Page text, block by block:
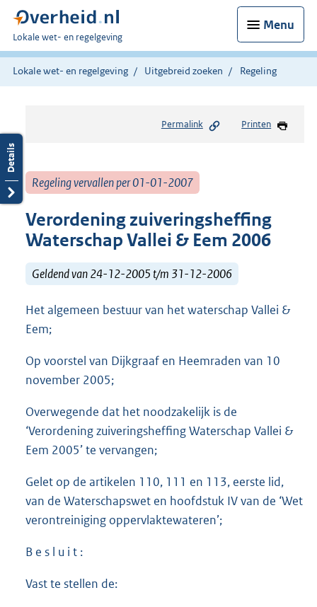
Menu
U
bent
hier:
Lokale wet- en regelgeving
Lokale wet- en regelgeving Uitgebreid zoeken Regeling
Permalink Printen
Regeling vervallen per 01-01-2007
Verordening zuiveringsheffing
Waterschap Vallei & Eem 2006
Geldend van 24-12-2005 t/m 31-12-2006
Het algemeen bestuur van het waterschap Vallei &
Eem;
Op voorstel van Dijkgraaf en Heemraden van 10
november 2005;
Overwegende dat het noodzakelijk is de
‘Verordening zuiveringsheffing Waterschap Vallei &
Eem 2005’ te vervangen;
Gelet op de artikelen 110, 111 en 113, eerste lid,
van de Waterschapswet en hoofdstuk IV van de ‘Wet
verontreiniging oppervlaktewateren’;
B e s l u i t :
Vast te stellen de: